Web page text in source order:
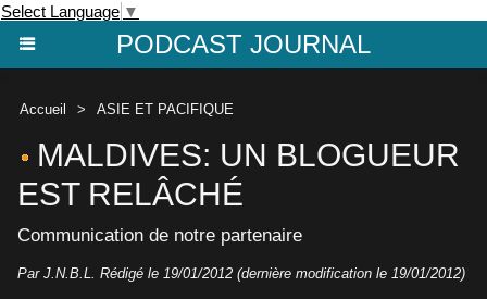
Select Language ▼
PODCAST JOURNAL
Accueil > ASIE ET PACIFIQUE
MALDIVES: UN BLOGUEUR
EST RELÂCHÉ
Communication de notre partenaire
Par J.N.B.L. Rédigé le 19/01/2012 (dernière modification le 19/01/2012)